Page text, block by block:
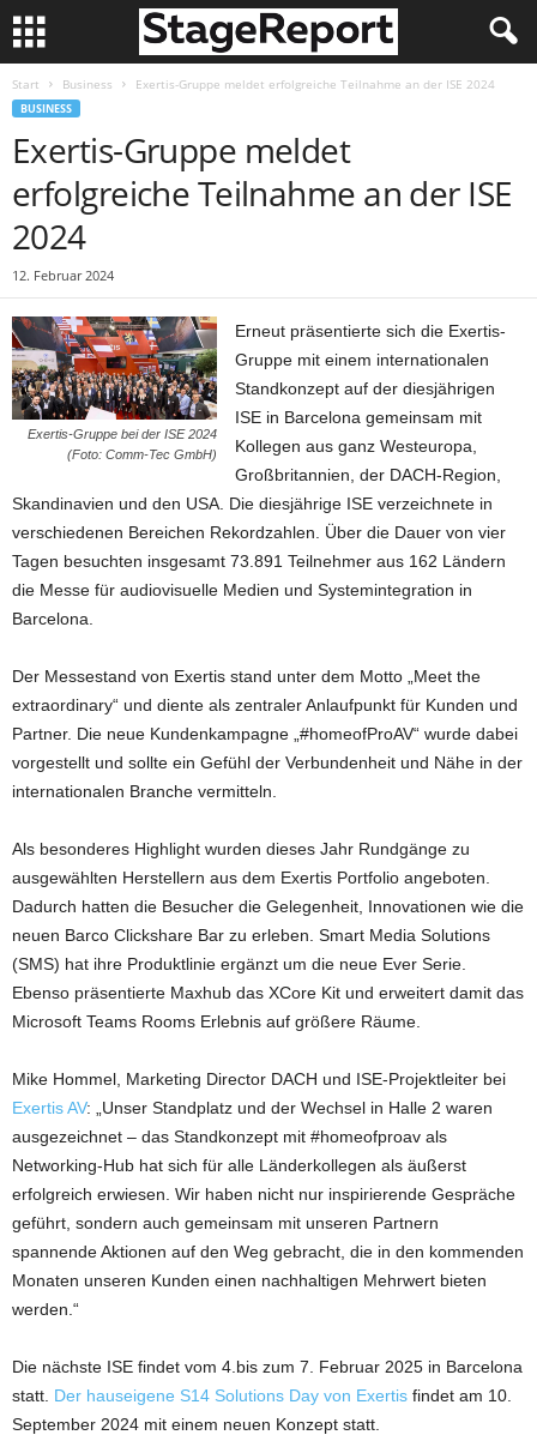
Start Business Exertis-Gruppe meldet erfolgreiche Teilnahme an der ISE 2024
BUSINESS
Exertis-Gruppe meldet
erfolgreiche Teilnahme an der ISE
2024
12. Februar 2024
Exertis-Gruppe bei der ISE 2024
(Foto: Comm-Tec GmbH)
Erneut präsentierte sich die Exertis-
Gruppe mit einem internationalen
Standkonzept auf der diesjährigen
ISE in Barcelona gemeinsam mit
Kollegen aus ganz Westeuropa,
Großbritannien, der DACH-Region,
Skandinavien und den USA. Die diesjährige ISE verzeichnete in
verschiedenen Bereichen Rekordzahlen. Über die Dauer von vier
Tagen besuchten insgesamt 73.891 Teilnehmer aus 162 Ländern
die Messe für audiovisuelle Medien und Systemintegration in
Barcelona.
Der Messestand von Exertis stand unter dem Motto „Meet the
extraordinary“ und diente als zentraler Anlaufpunkt für Kunden und
Partner. Die neue Kundenkampagne „#homeofProAV“ wurde dabei
vorgestellt und sollte ein Gefühl der Verbundenheit und Nähe in der
internationalen Branche vermitteln.
Als besonderes Highlight wurden dieses Jahr Rundgänge zu
ausgewählten Herstellern aus dem Exertis Portfolio angeboten.
Dadurch hatten die Besucher die Gelegenheit, Innovationen wie die
neuen Barco Clickshare Bar zu erleben. Smart Media Solutions
(SMS) hat ihre Produktlinie ergänzt um die neue Ever Serie.
Ebenso präsentierte Maxhub das XCore Kit und erweitert damit das
Microsoft Teams Rooms Erlebnis auf größere Räume.
Mike Hommel, Marketing Director DACH und ISE-Projektleiter bei
Exertis AV: „Unser Standplatz und der Wechsel in Halle 2 waren
ausgezeichnet – das Standkonzept mit #homeofproav als
Networking-Hub hat sich für alle Länderkollegen als äußerst
erfolgreich erwiesen. Wir haben nicht nur inspirierende Gespräche
geführt, sondern auch gemeinsam mit unseren Partnern
spannende Aktionen auf den Weg gebracht, die in den kommenden
Monaten unseren Kunden einen nachhaltigen Mehrwert bieten
werden.“
Die nächste ISE findet vom 4.bis zum 7. Februar 2025 in Barcelona
statt. Der hauseigene S14 Solutions Day von Exertis findet am 10.
September 2024 mit einem neuen Konzept statt.